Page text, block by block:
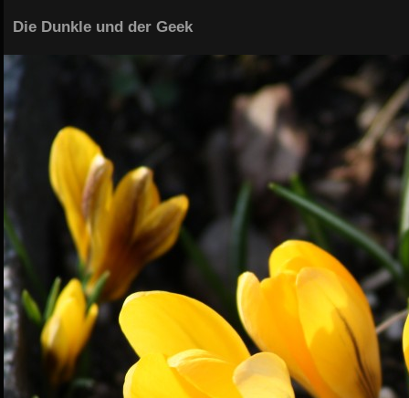
Die Dunkle und der Geek